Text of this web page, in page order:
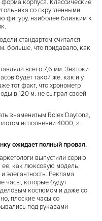
корпуса. Классические
со скругленными
фигуру, наиболее близким к
стандартом считался
больше, что придавало, как
всего 7,6 мм. Знатоки
будет такой же, как и у
тот факт, что хронометр
в 120 м. не сыграл своей
знаменитым Rolex Daytona,
исполнении 4000, а
ожидает полный провал.
выпустили серию
ее, как люксовую модель,
элегантность. Реклама
часы, которые будут
деловым костюмом и даже со
плоские часы со
под рукавами